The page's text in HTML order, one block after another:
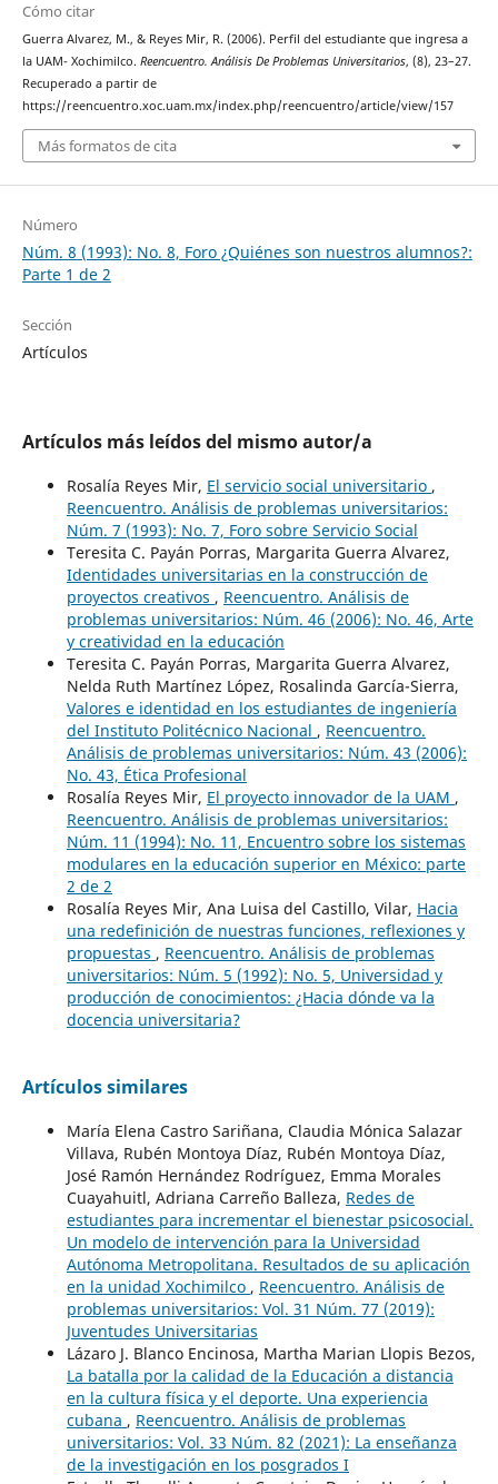
Cómo citar
Guerra Alvarez, M., & Reyes Mir, R. (2006). Perfil del estudiante que ingresa a
la UAM- Xochimilco. Reencuentro. Análisis De Problemas Universitarios, (8), 23–27.
Recuperado a partir de
https://reencuentro.xoc.uam.mx/index.php/reencuentro/article/view/157
Más formatos de cita
Número
Núm. 8 (1993): No. 8, Foro ¿Quiénes son nuestros alumnos?:
Parte 1 de 2
Sección
Artículos
Artículos más leídos del mismo autor/a
Rosalía Reyes Mir, El servicio social universitario ,
Reencuentro. Análisis de problemas universitarios:
Núm. 7 (1993): No. 7, Foro sobre Servicio Social
Teresita C. Payán Porras, Margarita Guerra Alvarez,
Identidades universitarias en la construcción de
proyectos creativos , Reencuentro. Análisis de
problemas universitarios: Núm. 46 (2006): No. 46, Arte
y creatividad en la educación
Teresita C. Payán Porras, Margarita Guerra Alvarez,
Nelda Ruth Martínez López, Rosalinda García-Sierra,
Valores e identidad en los estudiantes de ingeniería
del Instituto Politécnico Nacional , Reencuentro.
Análisis de problemas universitarios: Núm. 43 (2006):
No. 43, Ética Profesional
Rosalía Reyes Mir, El proyecto innovador de la UAM ,
Reencuentro. Análisis de problemas universitarios:
Núm. 11 (1994): No. 11, Encuentro sobre los sistemas
modulares en la educación superior en México: parte
2 de 2
Rosalía Reyes Mir, Ana Luisa del Castillo, Vilar, Hacia
una redefinición de nuestras funciones, reflexiones y
propuestas , Reencuentro. Análisis de problemas
universitarios: Núm. 5 (1992): No. 5, Universidad y
producción de conocimientos: ¿Hacia dónde va la
docencia universitaria?
Artículos similares
María Elena Castro Sariñana, Claudia Mónica Salazar
Villava, Rubén Montoya Díaz, Rubén Montoya Díaz,
José Ramón Hernández Rodríguez, Emma Morales
Cuayahuitl, Adriana Carreño Balleza, Redes de
estudiantes para incrementar el bienestar psicosocial.
Un modelo de intervención para la Universidad
Autónoma Metropolitana. Resultados de su aplicación
en la unidad Xochimilco , Reencuentro. Análisis de
problemas universitarios: Vol. 31 Núm. 77 (2019):
Juventudes Universitarias
Lázaro J. Blanco Encinosa, Martha Marian Llopis Bezos,
La batalla por la calidad de la Educación a distancia
en la cultura física y el deporte. Una experiencia
cubana , Reencuentro. Análisis de problemas
universitarios: Vol. 33 Núm. 82 (2021): La enseñanza
de la investigación en los posgrados I